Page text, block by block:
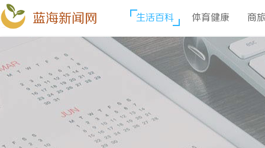
蓝海新闻网 生活百科 体育健康 商